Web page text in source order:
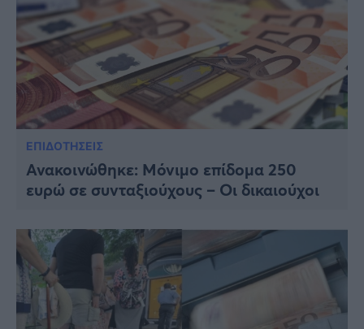
ΕΠΙΔΟΤΗΣΕΙΣ
Ανακοινώθηκε: Μόνιμο επίδομα 250
ευρώ σε συνταξιούχους – Οι δικαιούχοι